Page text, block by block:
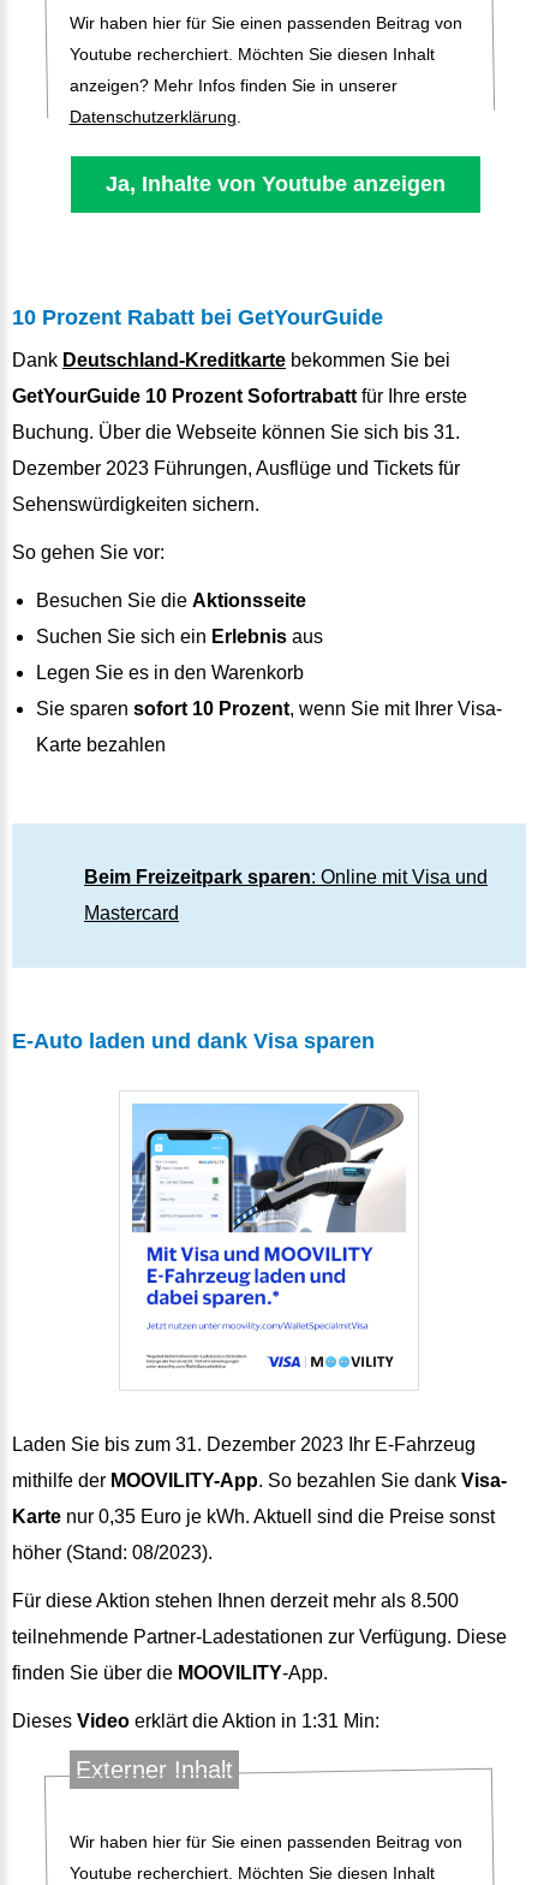
Wir haben hier für Sie einen passenden Beitrag von
Youtube recherchiert. Möchten Sie diesen Inhalt
anzeigen? Mehr Infos finden Sie in unserer
Datenschutzerklärung
10 Prozent Rabatt bei GetYourGuide
Dank Deutschland-Kreditkarte bekommen Sie bei
GetYourGuide 10 Prozent Sofortrabatt für Ihre erste
Buchung. Über die Webseite können Sie sich bis 31.
Dezember 2023 Führungen, Ausflüge und Tickets für
Sehenswürdigkeiten sichern.
So gehen Sie vor:
Besuchen Sie die Aktionsseite
Suchen Sie sich ein Erlebnis aus
Legen Sie es in den Warenkorb
Sie sparen sofort 10 Prozent, wenn Sie mit Ihrer Visa-
Karte bezahlen
Beim Freizeitpark sparen: Online mit Visa und
Mastercard
E-Auto laden und dank Visa sparen
Laden Sie bis zum 31. Dezember 2023 Ihr E-Fahrzeug
mithilfe der MOOVILITY-App. So bezahlen Sie dank Visa-
Karte nur 0,35 Euro je kWh. Aktuell sind die Preise sonst
höher (Stand: 08/2023).
Für diese Aktion stehen Ihnen derzeit mehr als 8.500
teilnehmende Partner-Ladestationen zur Verfügung. Diese
finden Sie über die MOOVILITY-App.
Dieses Video erklärt die Aktion in 1:31 Min:
Externer Inhalt
Wir haben hier für Sie einen passenden Beitrag von
Youtube recherchiert. Möchten Sie diesen Inhalt